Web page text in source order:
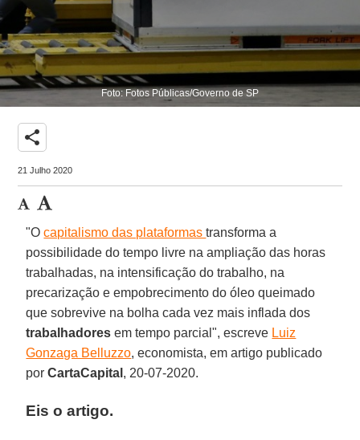
Foto: Fotos Públicas/Governo de SP
share
21 Julho 2020
"Ocapitalismo das plataformastransforma a
possibilidade do tempo livre na ampliação das horas
trabalhadas, na intensificação do trabalho, na
precarização e empobrecimento do óleo queimado
que sobrevive na bolha cada vez mais inflada dos
trabalhadores em tempo parcial", escreve Luiz
Gonzaga Belluzzo, economista, em artigo publicado
porCartaCapital , 20-07-2020.
Eis o artigo.